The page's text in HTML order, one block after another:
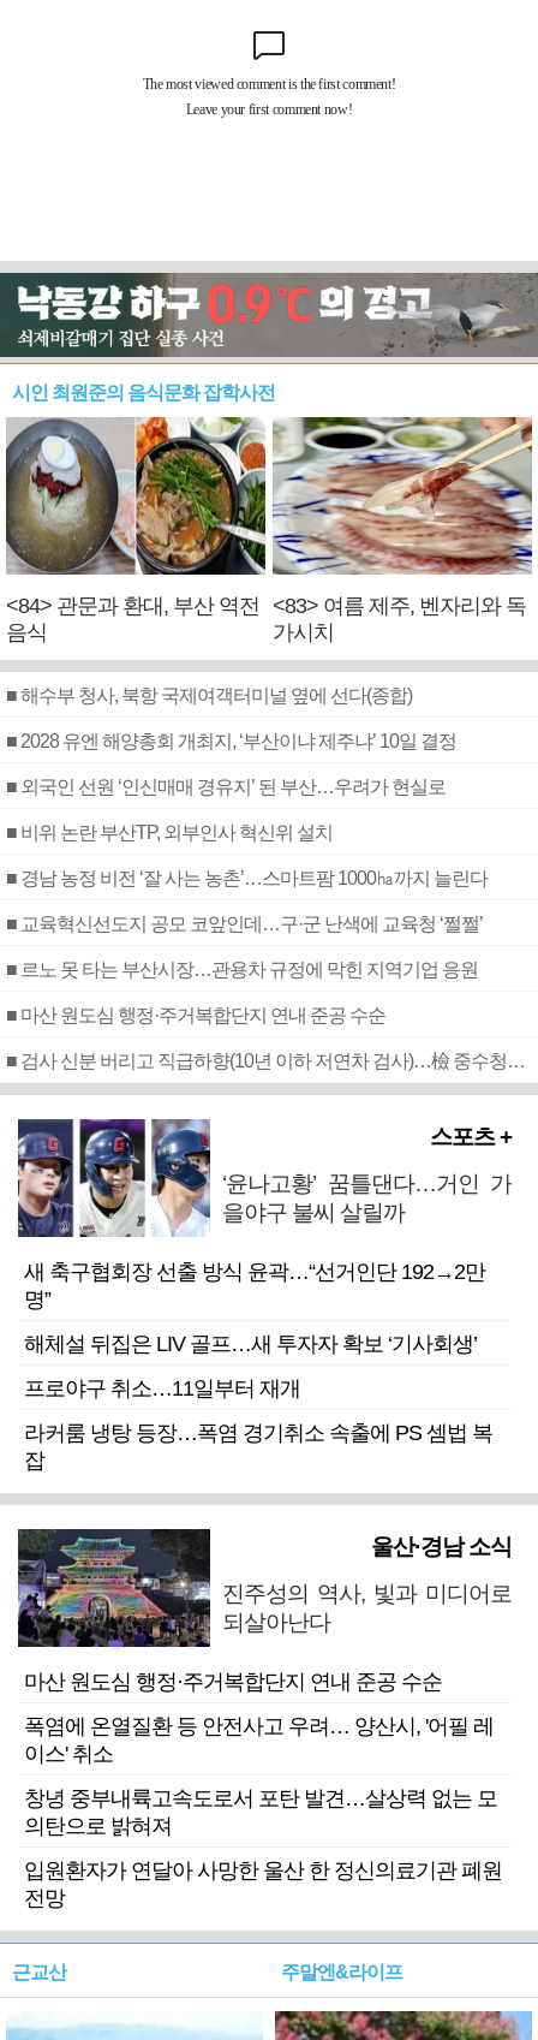
시인 최원준의 음식문화 잡학사전
<84> 관문과 환대, 부산 역전
음식
<83> 여름 제주, 벤자리와 독
가시치
■ 해수부 청사, 북항 국제여객터미널 옆에 선다(종합)
■ 2028 유엔 해양총회 개최지, ‘부산이냐 제주냐’ 10일 결정
■ 외국인 선원 ‘인신매매 경유지’ 된 부산…우려가 현실로
■ 비위 논란 부산TP, 외부인사 혁신위 설치
■ 경남 농정 비전 ‘잘 사는 농촌’…스마트팜 1000㏊까지 늘린다
■ 교육혁신선도지 공모 코앞인데…구·군 난색에 교육청 ‘쩔쩔’
■ 르노 못 타는 부산시장…관용차 규정에 막힌 지역기업 응원
■ 마산 원도심 행정·주거복합단지 연내 준공 수순
■ 검사 신분 버리고 직급하향(10년 이하 저연차 검사)…檢 중수청행 기피
스포츠 +
‘윤나고황’ 꿈틀댄다…거인 가
을야구 불씨 살릴까
새 축구협회장 선출 방식 윤곽…“선거인단 192→2만
명”
해체설 뒤집은 LIV 골프…새 투자자 확보 ‘기사회생’
프로야구 취소…11일부터 재개
라커룸 냉탕 등장…폭염 경기취소 속출에 PS 셈법 복
잡
울산·경남 소식
진주성의 역사, 빛과 미디어로
되살아난다
마산 원도심 행정·주거복합단지 연내 준공 수순
폭염에 온열질환 등 안전사고 우려… 양산시, '어필 레
이스' 취소
창녕 중부내륙고속도로서 포탄 발견…살상력 없는 모
의탄으로 밝혀져
입원환자가 연달아 사망한 울산 한 정신의료기관 폐원
전망
근교산 주말엔&라이프